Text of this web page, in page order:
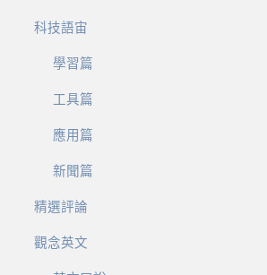
科技語宙
學習篇
工具篇
應用篇
新聞篇
精選評論
觀念英文